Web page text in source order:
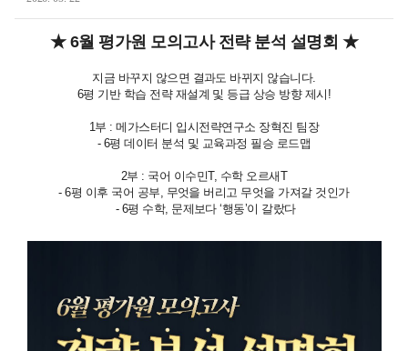
★ 6월 평가원 모의고사 전략 분석 설명회 ★
지금 바꾸지 않으면 결과도 바뀌지 않습니다.
6평 기반 학습 전략 재설계 및 등급 상승 방향 제시!
1부 : 메가스터디 입시전략연구소 장혁진 팀장
- 6평 데이터 분석 및 교육과정 필승 로드맵
2부 : 국어 이수민T, 수학 오르새T
- 6평 이후 국어 공부, 무엇을 버리고 무엇을 가져갈 것인가
- 6평 수학, 문제보다 ‘행동’이 갈랐다